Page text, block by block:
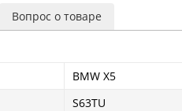
Вопрос о товаре
BMW X5
S63TU